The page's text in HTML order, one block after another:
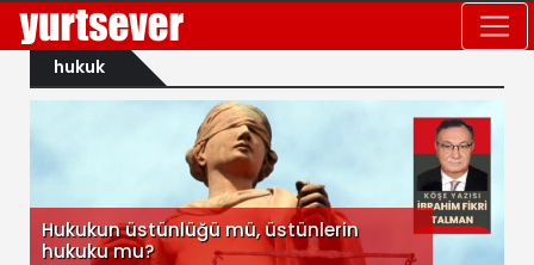
hukuk
Hukukun üstünlüğü mü, üstünlerin
hukuku mu?